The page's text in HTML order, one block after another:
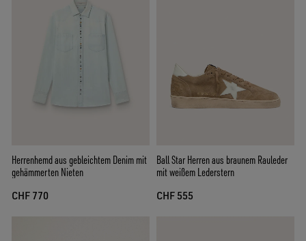
Herrenhemd aus gebleichtem Denim mit
gehämmerten Nieten
CHF 770
Ball Star Herren aus braunem Rauleder
mit weißem Lederstern
CHF 555